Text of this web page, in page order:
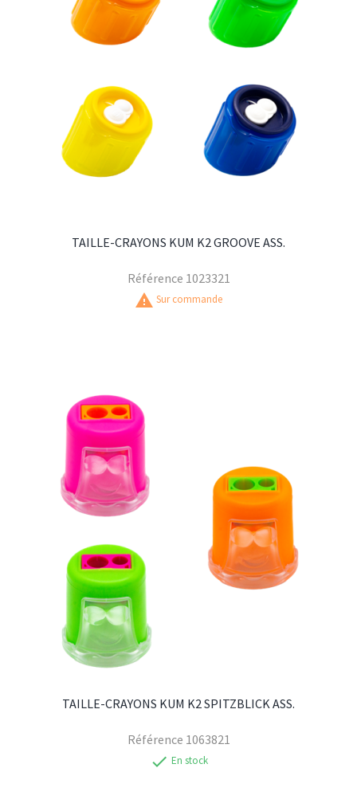
TAILLE-CRAYONS KUM K2 GROOVE ASS.
Référence 1023321
warning Sur commande
TAILLE-CRAYONS KUM K2 SPITZBLICK ASS.
Référence 1063821
check En stock